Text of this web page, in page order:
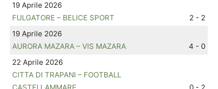
19 Aprile 2026
FULGATORE – BELICE SPORT
2 - 2
19 Aprile 2026
AURORA MAZARA – VIS MAZARA
4 - 0
22 Aprile 2026
CITTA DI TRAPANI – FOOTBALL